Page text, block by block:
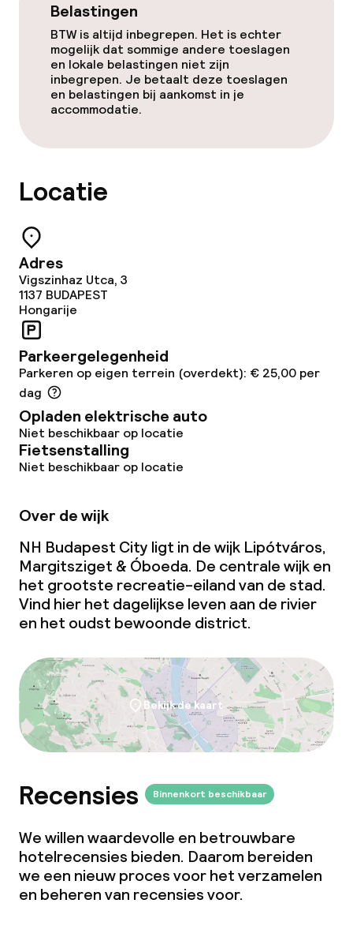
Eet- en drinkdiensten
Ontbijtbuffet
Roomservice
Dieetopties
Glutenvrije opties
Vegetarische opties
Schoonmaakvoorzieningen
Wasservice
Zakelijke faciliteiten
Vergaderruimte
Beleid
Overal rookvrij
Belastingen
BTW is altijd inbegrepen. Het is echter
mogelijk dat sommige andere toeslagen
en lokale belastingen niet zijn
inbegrepen. Je betaalt deze toeslagen
en belastingen bij aankomst in je
accommodatie.
Locatie
Adres
Vigszinhaz Utca, 3
1137 BUDAPEST
Hongarije
Parkeergelegenheid
Parkeren op eigen terrein (overdekt): € 25,00 per
dag
Opladen elektrische auto
Niet beschikbaar op locatie
Fietsenstalling
Niet beschikbaar op locatie
Over de wijk
NH Budapest City ligt in de wijk Lipótváros,
Margitsziget & Óboeda. De centrale wijk en
het grootste recreatie-eiland van de stad.
Vind hier het dagelijkse leven aan de rivier
en het oudst bewoonde district.
Bekijk de kaart
Recensies Binnenkort beschikbaar
We willen waardevolle en betrouwbare
hotelrecensies bieden. Daarom bereiden
we een nieuw proces voor het verzamelen
en beheren van recensies voor.